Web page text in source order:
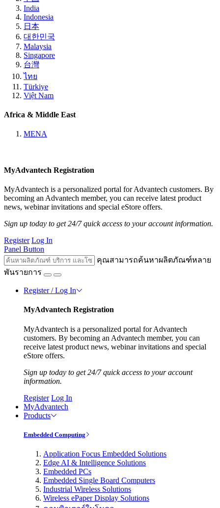
India
Indonesia
日本
대한민국
Malaysia
Singapore
台灣
ไทย
Türkiye
Việt Nam
Africa & Middle East
MENA
MyAdvantech Registration
MyAdvantech is a personalized portal for Advantech customers. By
becoming an Advantech member, you can receive latest product
news, webinar invitations and special eStore offers.
Sign up today to get 24/7 quick access to your account information.
Register Log In
Panel Button
คุณสามารถค้นหาผลิตภัณฑ์หลาย
พันรายการ
Register / Log In
MyAdvantech Registration
MyAdvantech is a personalized portal for Advantech
customers. By becoming an Advantech member, you can
receive latest product news, webinar invitations and special
eStore offers.
Sign up today to get 24/7 quick access to your account
information.
Register Log In
MyAdvantech
Products
Embedded Computing
Application Focus Embedded Solutions
Edge AI & Intelligence Solutions
Embedded PCs
Embedded Single Board Computers
Industrial Wireless Solutions
Wireless ePaper Display Solutions